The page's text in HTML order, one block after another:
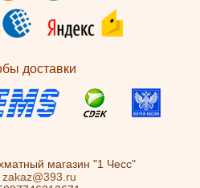
доставки
магазин "1 Чесс"
zakaz@393.ru